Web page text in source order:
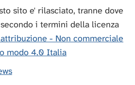
sito e' rilasciato, tranne dove
i termini della licenza
- Non commerciale
modo 4.0 Italia